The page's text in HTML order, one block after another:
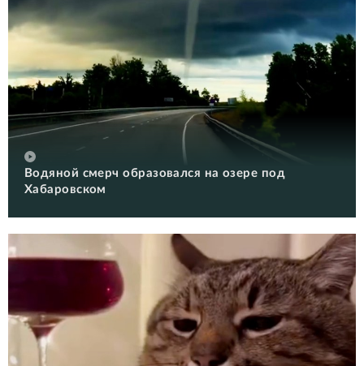
Водяной смерч образовался на озере под
Хабаровском